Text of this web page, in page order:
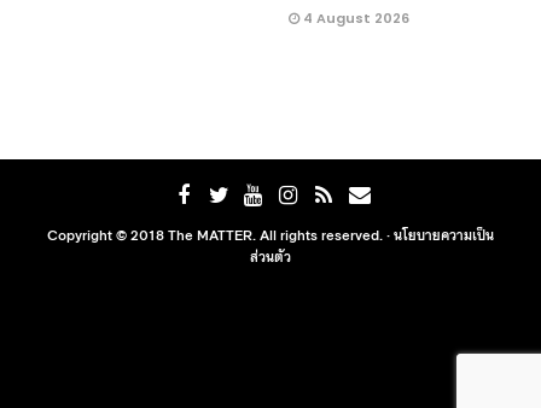
4 August 2026
Copyright © 2018 The MATTER. All rights reserved. ·นโยบายความเป็น
ส่วนตัว